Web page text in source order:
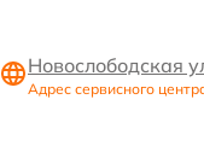
Новослободская
Адрес сервисного